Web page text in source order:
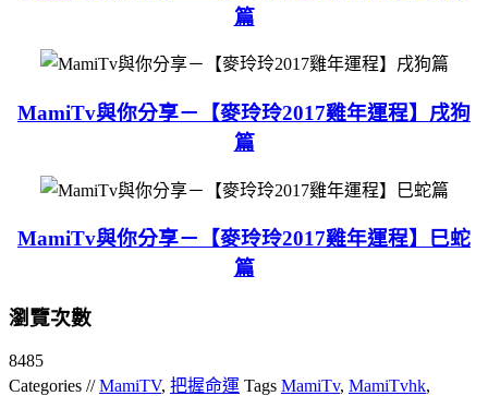
篇
MamiTv與你分享－【麥玲玲2017雞年運程】戌狗
篇
MamiTv與你分享－【麥玲玲2017雞年運程】巳蛇
篇
瀏覽次數
8485
Categories //MamiTV, 把握命運 Tags MamiTv, MamiTvhk,